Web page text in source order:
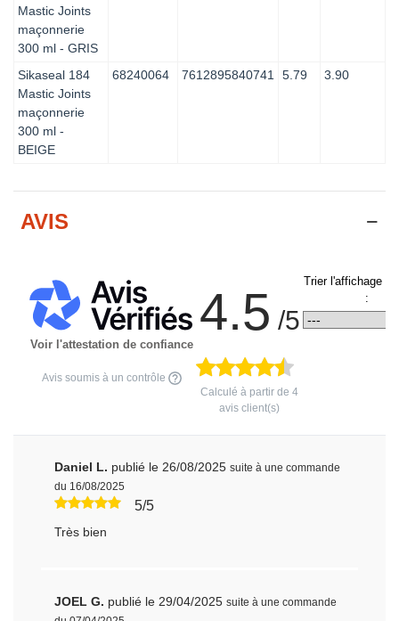
Mastic Joints
maçonnerie
300 ml - GRIS
Sikaseal 184
Mastic Joints
maçonnerie
300 ml -
BEIGE
68240064 7612895840741 5.79 3.90
AVIS
Voir l'attestation de confiance
Avis soumis à un contrôle
4.5 /5
Calculé à partir de 4
avis client(s)
Trier l'affichage
:
Daniel L. publié le 26/08/2025 suite à une commande
du 16/08/2025
5/5
Très bien
JOEL G. publié le 29/04/2025 suite à une commande